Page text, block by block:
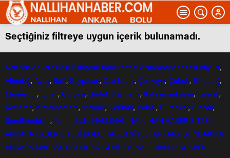
Seçtiğiniz filtreye uygun içerik bulunamadı.
Nallıhan Ankara Bolu Eskişehir haber sitesi Ankarahabersitesi Akyurt,
Altındağ,Ayaş, Balâ, Beypazarı, Çamlıdere, Çankaya, Çubuk, Elmadağ,
Etimesgut, Evren,Gölbaşı,Güdül, Haymana, Kahramankazan, Kalecik,
Keçiören, Kızılcahamam, Mamak, Nallıhan, Polatlı, Pursaklar,Sincan,
Şereflikoçhisar,Yenimahalle NALLIHAN NALLIHAN HABER SİTESİ
ANKARA HABER SİTESİ BOLU HABER SİTESİ ANKARA SONDAKİKA
ANKARA MASASI NALLIHAN GÜNDEM NALLIHANHASHABER